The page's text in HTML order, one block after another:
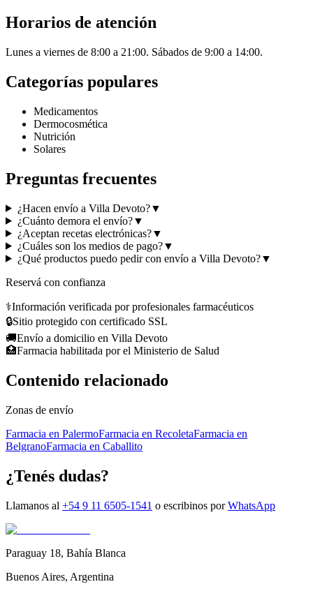
Horarios de atención
Lunes a viernes de 8:00 a 21:00. Sábados de 9:00 a 14:00.
Categorías populares
Medicamentos
Dermocosmética
Nutrición
Solares
Preguntas frecuentes
¿Hacen envío a Villa Devoto?▼
¿Cuánto demora el envío?▼
¿Aceptan recetas electrónicas?▼
¿Cuáles son los medios de pago?▼
¿Qué productos puedo pedir con envío a Villa Devoto?▼
Reservá con confianza
⚕️Información verificada por profesionales farmacéuticos
🔒Sitio protegido con certificado SSL
🚚Envío a domicilio en Villa Devoto
🏥Farmacia habilitada por el Ministerio de Salud
Contenido relacionado
Zonas de envío
Farmacia en PalermoFarmacia en RecoletaFarmacia en
BelgranoFarmacia en Caballito
¿Tenés dudas?
Llamanos al +54 9 11 6505-1541 o escribinos por WhatsApp
Paraguay 18, Bahía Blanca
Buenos Aires, Argentina